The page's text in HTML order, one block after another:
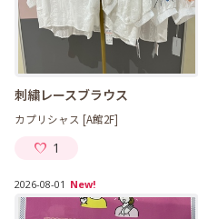
刺繍レースブラウス
カプリシャス [A館2F]
1
2026-08-01 New!